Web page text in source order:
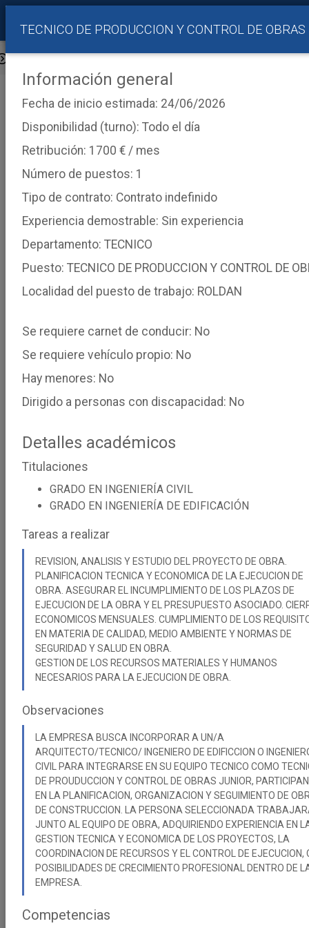
Ofertas Públicas
Si desea consultar las ofertas en las que está inscrito
inicie sesión.
Empleo
Titulaciones
× M.U. Ciencia y Tecnología del Agua y del Terreno
×
M.U. Ingeniería Caminos, Canales y Puertos
Grado Ingeniería Civil
Máster universitario en metodología bim para el
× Máster universitario en ingeniería de minas
× Doble máster universitario en ingeniería de caminos,
× Máster universitario en ingeniería del agua y del terreno
× Ingeniero técnico de minas, esp. explotación de minas
Doctorado: ingenieria del agua y del terrero
Ingeniero técnico de minas, esp. rr. energ., combusti.y
× Máster universitario en ingeniería del agua y del terreno
Tipo de ofertas
(Todas)
Título de la Oferta
Activas
Curso Académico
2025-26
REINICIAR FILTROS LIMPIAR
BUSCAR
Ofertas/diseño/fabricación.
TECNICO DE PRODUCCION Y CONTROL DE OBRAS
Información general
Fecha de inicio estimada: 24/06/2026
Disponibilidad (turno): Todo el día
Retribución: 1700 € / mes
Número de puestos: 1
Tipo de contrato: Contrato indefinido
Experiencia demostrable: Sin experiencia
Departamento: TECNICO
Puesto: TECNICO DE PRODUCCION Y CONTROL DE
Localidad del puesto de trabajo: ROLDAN
Se requiere carnet de conducir: No
Se requiere vehículo propio: No
Hay menores: No
Dirigido a personas con discapacidad: No
Detalles académicos
Titulaciones
GRADO EN INGENIERÍA CIVIL
GRADO EN INGENIERÍA DE EDIFICACIÓN
Tareas a realizar
REVISION, ANALISIS Y ESTUDIO DEL PROYECTO DE OBRA.
PLANIFICACION TECNICA Y ECONOMICA DE LA EJECUCION DE
OBRA. ASEGURAR EL INCUMPLIMIENTO DE LOS PLAZOS DE
EJECUCION DE LA OBRA Y EL PRESUPUESTO ASOCIADO.
ECONOMICOS MENSUALES. CUMPLIMIENTO DE LOS
EN MATERIA DE CALIDAD, MEDIO AMBIENTE Y NORMAS DE
SEGURIDAD Y SALUD EN OBRA.
GESTION DE LOS RECURSOS MATERIALES Y HUMANOS
NECESARIOS PARA LA EJECUCION DE OBRA.
Observaciones
LA EMPRESA BUSCA INCORPORAR A UN/A
ARQUITECTO/TECNICO/ INGENIERO DE EDIFICCION O
CIVIL PARA INTEGRARSE EN SU EQUIPO TECNICO COMO
DE PROUDUCCION Y CONTROL DE OBRAS JUNIOR,
EN LA PLANIFICACION, ORGANIZACION Y SEGUIMIENTO DE
DE CONSTRUCCION. LA PERSONA SELECCIONADA
JUNTO AL EQUIPO DE OBRA, ADQUIRIENDO EXPERIENCIA EN
GESTION TECNICA Y ECONOMICA DE LOS PROYECTOS, LA
COORDINACION DE RECURSOS Y EL CONTROL DE EJECUCION,
POSIBILIDADES DE CRECIMIENTO PROFESIONAL DENTRO DE
EMPRESA.
Competencias